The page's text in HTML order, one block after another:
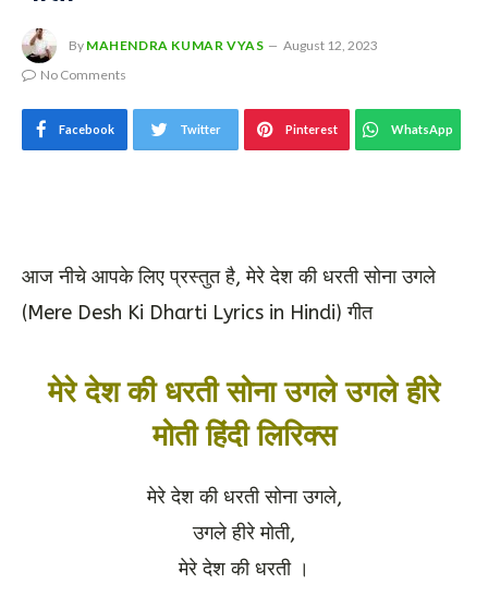
By MAHENDRA KUMAR VYAS
August 12, 2023
No Comments
Facebook Twitter Pinterest WhatsApp
आज नीचे आपके लिए प्रस्तुत है, मेरे देश की धरती सोना उगले
(Mere Desh Ki Dharti Lyrics in Hindi) गीत
मेरे देश की धरती सोना उगले उगले हीरे
मोती हिंदी लिरिक्स
मेरे देश की धरती सोना उगले,
उगले हीरे मोती,
मेरे देश की धरती ।